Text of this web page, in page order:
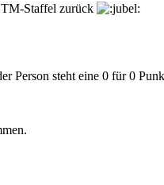
Staffel zurück
Person steht eine 0 für 0